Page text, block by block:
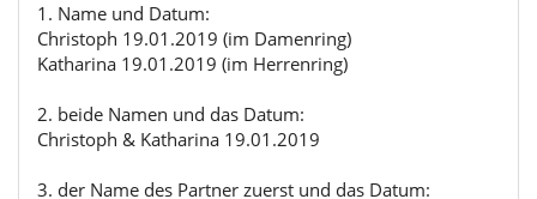
1. Name und Datum:
Christoph 19.01.2019 (im Damenring)
Katharina 19.01.2019 (im Herrenring)
2. beide Namen und das Datum:
Christoph & Katharina 19.01.2019
3. der Name des Partner zuerst und das Datum: